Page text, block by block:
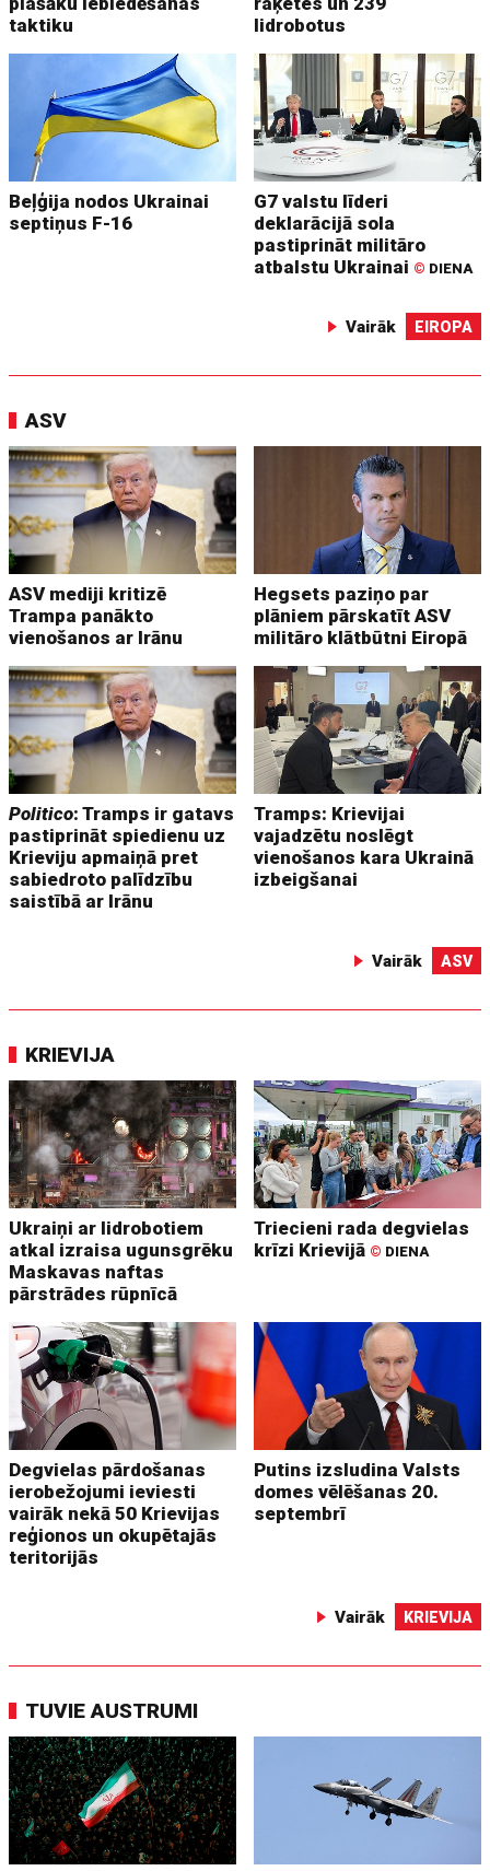
taktiku
lidrobotus
Beļģija nodos Ukrainai
septiņus F-16
G7 valstu līderi
deklarācijā sola
pastiprināt militāro
atbalstu Ukrainai © DIENA
Vairāk EIROPA
ASV
ASV mediji kritizē
Trampa panākto
vienošanos ar Irānu
Hegsets paziņo par
plāniem pārskatīt ASV
militāro klātbūtni Eiropā
Politico: Tramps ir gatavs
pastiprināt spiedienu uz
Krieviju apmaiņā pret
sabiedroto palīdzību
saistībā ar Irānu
Tramps: Krievijai
vajadzētu noslēgt
vienošanos kara Ukrainā
izbeigšanai
Vairāk ASV
KRIEVIJA
Ukraiņi ar lidrobotiem
atkal izraisa ugunsgrēku
Maskavas naftas
pārstrādes rūpnīcā
Triecieni rada degvielas
krīzi Krievijā © DIENA
Degvielas pārdošanas
ierobežojumi ieviesti
vairāk nekā 50 Krievijas
reģionos un okupētajās
teritorijās
Putins izsludina Valsts
domes vēlēšanas 20.
septembrī
Vairāk KRIEVIJA
TUVIE AUSTRUMI